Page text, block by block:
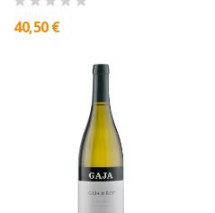
40,50 €